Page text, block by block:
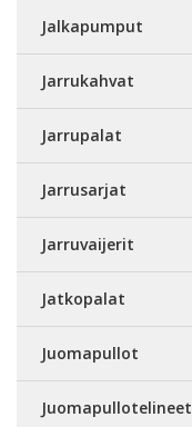
Jalkapumput
Jarrukahvat
Jarrupalat
Jarrusarjat
Jarruvaijerit
Jatkopalat
Juomapullot
Juomapullotelineet